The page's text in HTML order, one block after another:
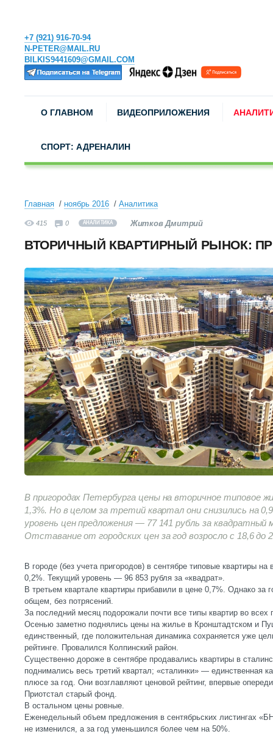
+7 (921) 916-70-94
N-PETER@MAIL.RU
BILKIS9441609@GMAIL.COM
О ГЛАВНОМ ВИДЕОПРИЛОЖЕНИЯ
СПОРТ: АДРЕНАЛИН
Главная ноябрь 2016 Аналитика
415 0 АНАЛИТИКА Житков Дмитрий
ВТОРИЧНЫЙ КВАРТИРНЫЙ РЫНОК:
В пригородах Петербурга цены на вторичное типовое
1,3%. Но в целом за третий квартал они снизились на
уровень цен предложения — 77 141 рубль за квадратный
Отставание от городских цен за год возросло с 18,6 до
В городе (без учета пригородов) в сентябре типовые квартиры
0,2%. Текущий уровень — 96 853 рубля за «квадрат».
В третьем квартале квартиры прибавили в цене 0,7%. Однако
общем, без потрясений.
За последний месяц подорожали почти все типы квартир во всех
Осенью заметно поднялись цены на жилье в Кронштадтском и
единственный, где положительная динамика сохраняется уже
рейтинге. Провалился Колпинский район.
Существенно дороже в сентябре продавались квартиры в
поднимались весь третий квартал; «сталинки» — единственная
плюсе за год. Они возглавляют ценовой рейтинг, впервые
Приотстал старый фонд.
В остальном цены ровные.
Еженедельный объем предложения в сентябрьских листингах
не изменился, а за год уменьшился более чем на 50%.